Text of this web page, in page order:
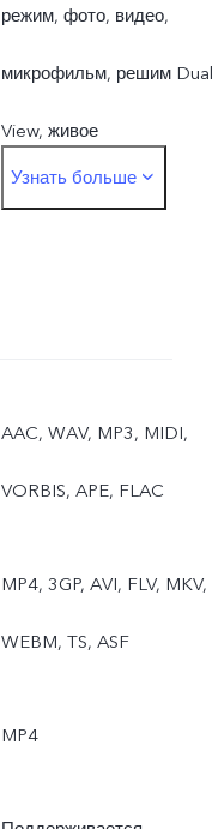
режим, фото, видео,
микрофильм, решим Dual
View, живое
фотоОсновная: ночной
«Суперлуние»,
профессиональный
Узнать больше
AAC, WAV, MP3, MIDI,
VORBIS, APE, FLAC
MP4, 3GP, AVI, FLV, MKV,
WEBM, TS, ASF
MP4